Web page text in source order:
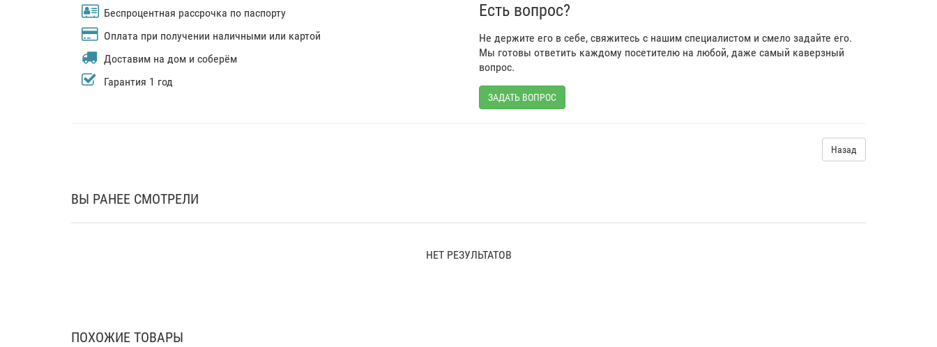
Беспроцентная рассрочка по паспорту
Оплата при получении наличными или картой
Доставим на дом и соберём
Гарантия 1 год
Есть вопрос?
Не держите его в себе, свяжитесь с нашим специалистом и смело задайте его.
Мы готовы ответить каждому посетителю на любой, даже самый каверзный
вопрос.
ЗАДАТЬ ВОПРОС
Назад
ВЫ РАНЕЕ СМОТРЕЛИ
НЕТ РЕЗУЛЬТАТОВ
ПОХОЖИЕ ТОВАРЫ